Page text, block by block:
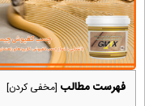
فهرست مطالب [مخفی کردن]